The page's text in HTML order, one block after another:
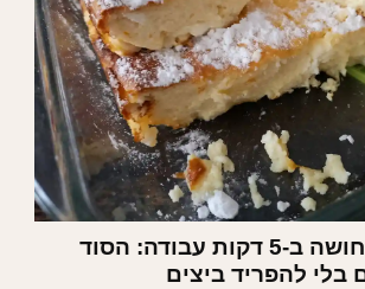
עוגת גבינה בחושה ב-5 דקות עבודה: הסוד
בלי להפריד ביצים